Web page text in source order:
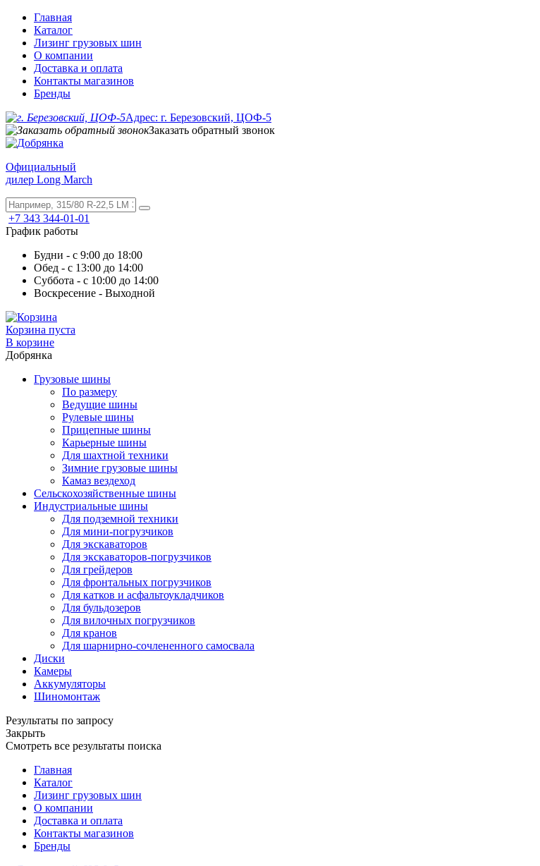
Главная
Каталог
Лизинг грузовых шин
О компании
Доставка и оплата
Контакты магазинов
Бренды
Адрес: г. Березовский, ЦОФ-5
Заказать обратный звонок
Официальный
дилер Long March
+7 343 344-01-01
График работы
Будни - с 9:00 до 18:00
Обед - с 13:00 до 14:00
Суббота - с 10:00 до 14:00
Воскресение - Выходной
Корзина пуста
В корзине
Добрянка
Грузовые шины
По размеру
Ведущие шины
Рулевые шины
Прицепные шины
Карьерные шины
Для шахтной техники
Зимние грузовые шины
Камаз вездеход
Сельскохозяйственные шины
Индустриальные шины
Для подземной техники
Для мини-погрузчиков
Для экскаваторов
Для экскаваторов-погрузчиков
Для грейдеров
Для фронтальных погрузчиков
Для катков и асфальтоукладчиков
Для бульдозеров
Для вилочных погрузчиков
Для кранов
Для шарнирно-сочлененного самосвала
Диски
Камеры
Аккумуляторы
Шиномонтаж
Результаты по запросу
Закрыть
Смотреть все результаты поиска
Главная
Каталог
Лизинг грузовых шин
О компании
Доставка и оплата
Контакты магазинов
Бренды